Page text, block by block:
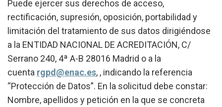
Puede ejercer sus derechos de acceso,
rectificación, supresión, oposición, portabilidad y
limitación del tratamiento de sus datos dirigiéndose
a la ENTIDAD NACIONAL DE ACREDITACIÓN, C/
Serrano 240, 4ª A-B 28016 Madrid o a la
cuenta rgpd@enac.es, , indicando la referencia
“Protección de Datos”. En la solicitud debe constar:
Nombre, apellidos y petición en la que se concreta